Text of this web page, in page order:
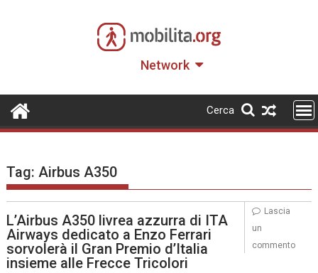
Network
Cerca
Tag:Airbus A350
L’Airbus A350 livrea azzurra di ITA
Airways dedicato a Enzo Ferrari
sorvolerà il Gran Premio d’Italia
insieme alle Frecce Tricolori
Lascia
un
commento